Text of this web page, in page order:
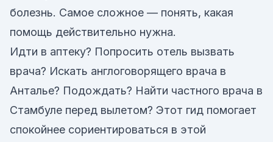
болезнь. Самое сложное — понять, какая
помощь действительно нужна.
Идти в аптеку? Попросить отель вызвать
врача? Искать англоговорящего врача в
Анталье? Подождать? Найти частного врача в
Стамбуле перед вылетом? Этот гид помогает
спокойнее сориентироваться в этой